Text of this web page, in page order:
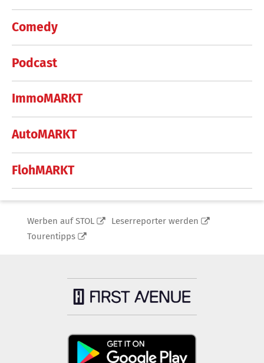
Comedy
Podcast
ImmoMARKT
AutoMARKT
FlohMARKT
Werben auf STOL
Leserreporter werden
Tourentipps